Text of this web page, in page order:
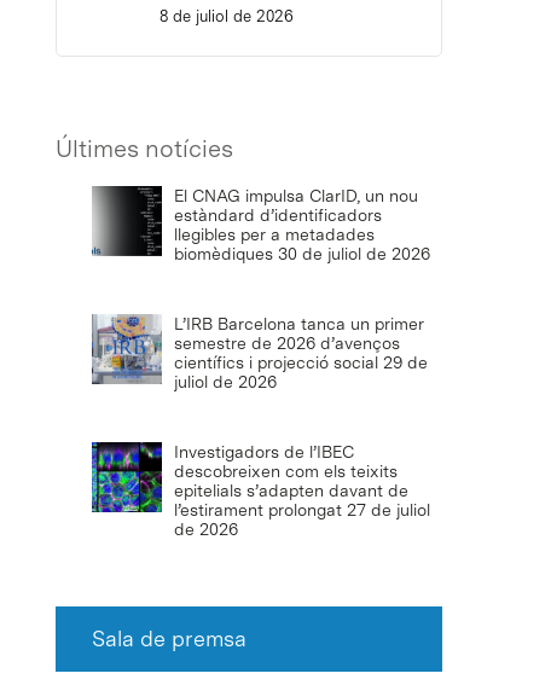
8 de juliol de 2026
Últimes notícies
El CNAG impulsa ClarID, un nou
estàndard d’identificadors
llegibles per a metadades
biomèdiques 30 de juliol de 2026
L’IRB Barcelona tanca un primer
semestre de 2026 d’avenços
científics i projecció social 29 de
juliol de 2026
Investigadors de l’IBEC
descobreixen com els teixits
epitelials s’adapten davant de
l’estirament prolongat 27 de juliol
de 2026
Sala de premsa